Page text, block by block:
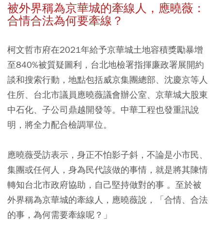
被外界稱為京華城的牽線人，應曉薇：
合情合法為何要牽線？
柯文哲市府在2021年給予京華城土地容積獎勵暴增
至840%被質疑圖利，台北地檢署指揮廉政署展開約
談和搜索行動，地點包括威京集團總部、沈慶京等人
住所、台北市議員應曉薇議會辦公室、京華城大股東
中石化、子公司鼎越開發等。中華工程也發重訊說
明，將全力配合檢調單位。
應曉薇受訪表示，身正不怕影子斜，不論是小市民、
集團或任何人，身為民代該做的事情，就是將其陳情
轉知台北市政府協助，自己堅持做對的事 。至於被
外界稱為京華城的牽線人，應曉薇說，「合情、合法
的事，為何需要牽線呢？」